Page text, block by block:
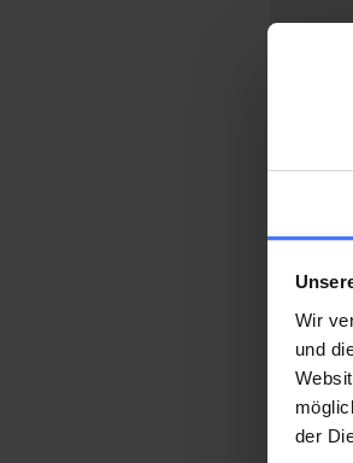
Wir
und
der
/
Klinik